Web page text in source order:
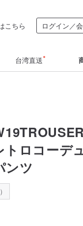
こちら ログイン／
台湾直送
ロコーデ
ンツ